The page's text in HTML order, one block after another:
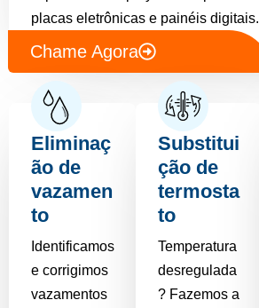
placas eletrônicas e painéis digitais.
Chame Agora
Eliminaç
ão de
vazamen
to
Identificamos
e corrigimos
vazamentos
Substitui
ção de
termosta
to
Temperatura
desregulada
? Fazemos a